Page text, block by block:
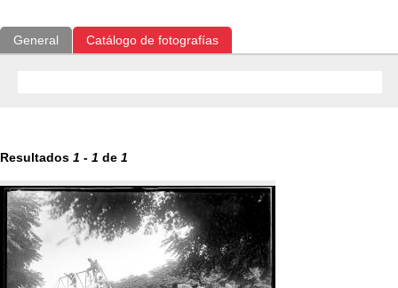
General Catálogo de fotografías
Resultados 1 - 1 de 1